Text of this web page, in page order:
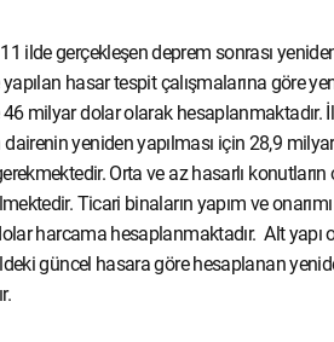
11 ilde gerçekleşen deprem sonrası
hasar tespit çalışmalarına göre
milyar dolar olarak hesaplanmaktadır.
yeniden yapılması için 28,9
Orta ve az hasarlı konutların
Ticari binaların yapım ve
harcama hesaplanmaktadır. Alt yapı
güncel hasara göre hesaplanan